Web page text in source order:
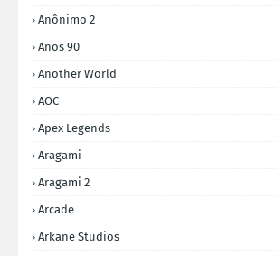
Anônimo 2
Anos 90
Another World
AOC
Apex Legends
Aragami
Aragami 2
Arcade
Arkane Studios